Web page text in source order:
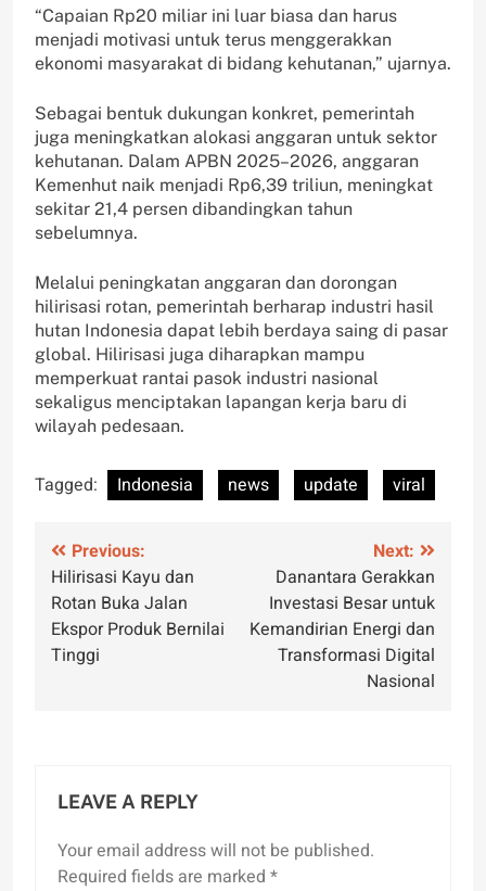
“Capaian Rp20 miliar ini luar biasa dan harus
menjadi motivasi untuk terus menggerakkan
ekonomi masyarakat di bidang kehutanan,” ujarnya.
Sebagai bentuk dukungan konkret, pemerintah
juga meningkatkan alokasi anggaran untuk sektor
kehutanan. Dalam APBN 2025–2026, anggaran
Kemenhut naik menjadi Rp6,39 triliun, meningkat
sekitar 21,4 persen dibandingkan tahun
sebelumnya.
Melalui peningkatan anggaran dan dorongan
hilirisasi rotan, pemerintah berharap industri hasil
hutan Indonesia dapat lebih berdaya saing di pasar
global. Hilirisasi juga diharapkan mampu
memperkuat rantai pasok industri nasional
sekaligus menciptakan lapangan kerja baru di
wilayah pedesaan.
Tagged: Indonesia news update viral
Post
navigation
Previous:
Hilirisasi Kayu dan
Rotan Buka Jalan
Ekspor Produk Bernilai
Tinggi
Next:
Danantara Gerakkan
Investasi Besar untuk
Kemandirian Energi dan
Transformasi Digital
Nasional
LEAVE A REPLY
Your email address will not be published.
Required fields are marked *